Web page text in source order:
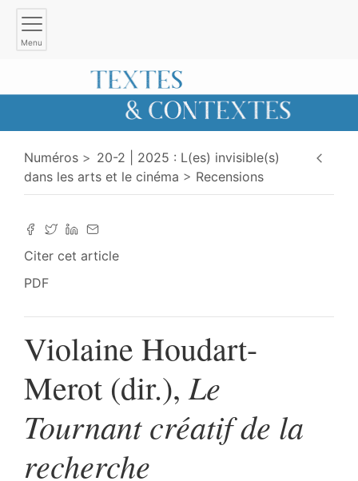
Menu
Numéros
20-2 | 2025 : L(es) invisible(s)
dans les arts et le cinéma
Recensions
Citer cet article
PDF
Violaine Houdart-
Merot (dir.), Le
Tournant créatif de la
recherche